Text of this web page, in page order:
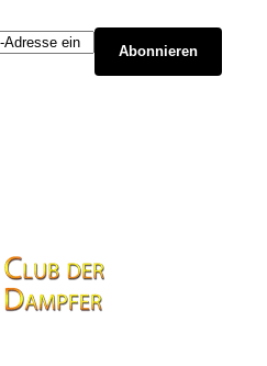
Newsletter an:
Abonnieren